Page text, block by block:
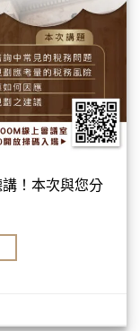
！本次與您分